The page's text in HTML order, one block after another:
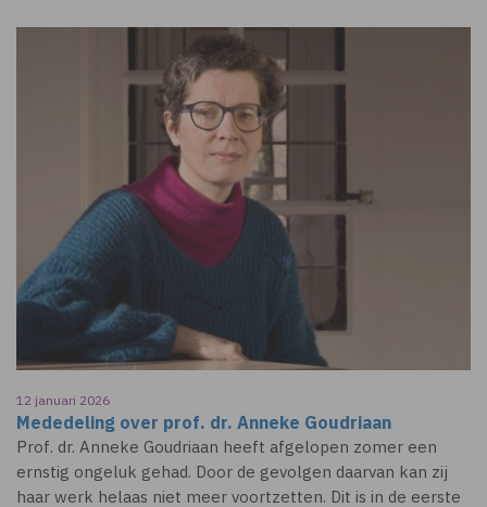
12 januari 2026
Mededeling over prof. dr. Anneke Goudriaan
Prof. dr. Anneke Goudriaan heeft afgelopen zomer een
ernstig ongeluk gehad. Door de gevolgen daarvan kan zij
haar werk helaas niet meer voortzetten. Dit is in de eerste